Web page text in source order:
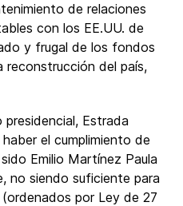
de relaciones
con los EE.UU. de
y frugal de los fondos
reconstrucción del país,
Estrada
el cumplimiento de
Emilio Martínez Paula
no siendo suficiente para
por Ley de 27